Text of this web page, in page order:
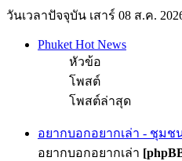
วันเวลาปัจจุบัน เสาร์ 08 ส.ค.
Phuket Hot News
หัวข้อ
โพสต์
โพสต์ล่าสุด
อยากบอกอยากเล่า - ชุมช
อยากบอกอยากเล่า